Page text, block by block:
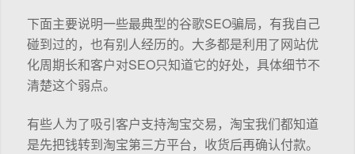
下面主要说明一些最典型的谷歌SEO骗局，有我自己
碰到过的，也有别人经历的。大多都是利用了网站优
化周期长和客户对SEO只知道它的好处，具体细节不
清楚这个弱点。
有些人为了吸引客户支持淘宝交易，淘宝我们都知道
是先把钱转到淘宝第三方平台，收货后再确认付款。